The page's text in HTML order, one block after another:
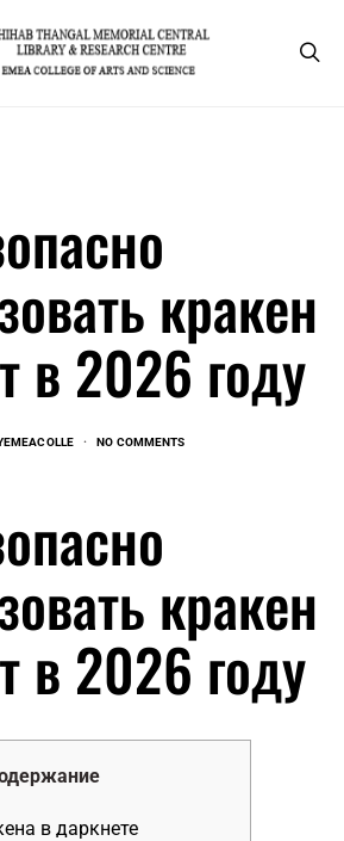
кракен
в 2026 году
NO COMMENTS
кракен
в 2026 году
в даркнете